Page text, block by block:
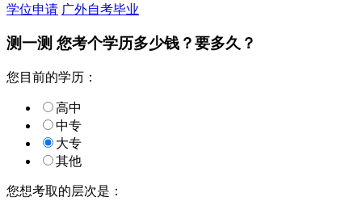
学位申请 广外自考毕业
测一测 您考个学历多少钱？要多久？
您目前的学历：
高中
中专
大专
其他
您想考取的层次是：